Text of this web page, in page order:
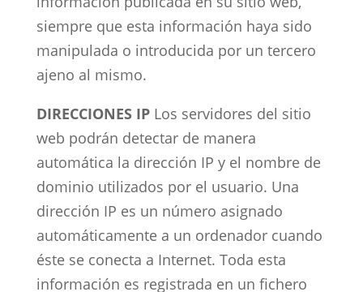
siempre que esta información haya sido
manipulada o introducida por un tercero
ajeno al mismo.
DIRECCIONES IPLos servidores del sitio
web podrán detectar de manera
automática la dirección IP y el nombre de
dominio utilizados por el usuario. Una
dirección IP es un número asignado
automáticamente a un ordenador cuando
éste se conecta a Internet. Toda esta
información es registrada en un fichero